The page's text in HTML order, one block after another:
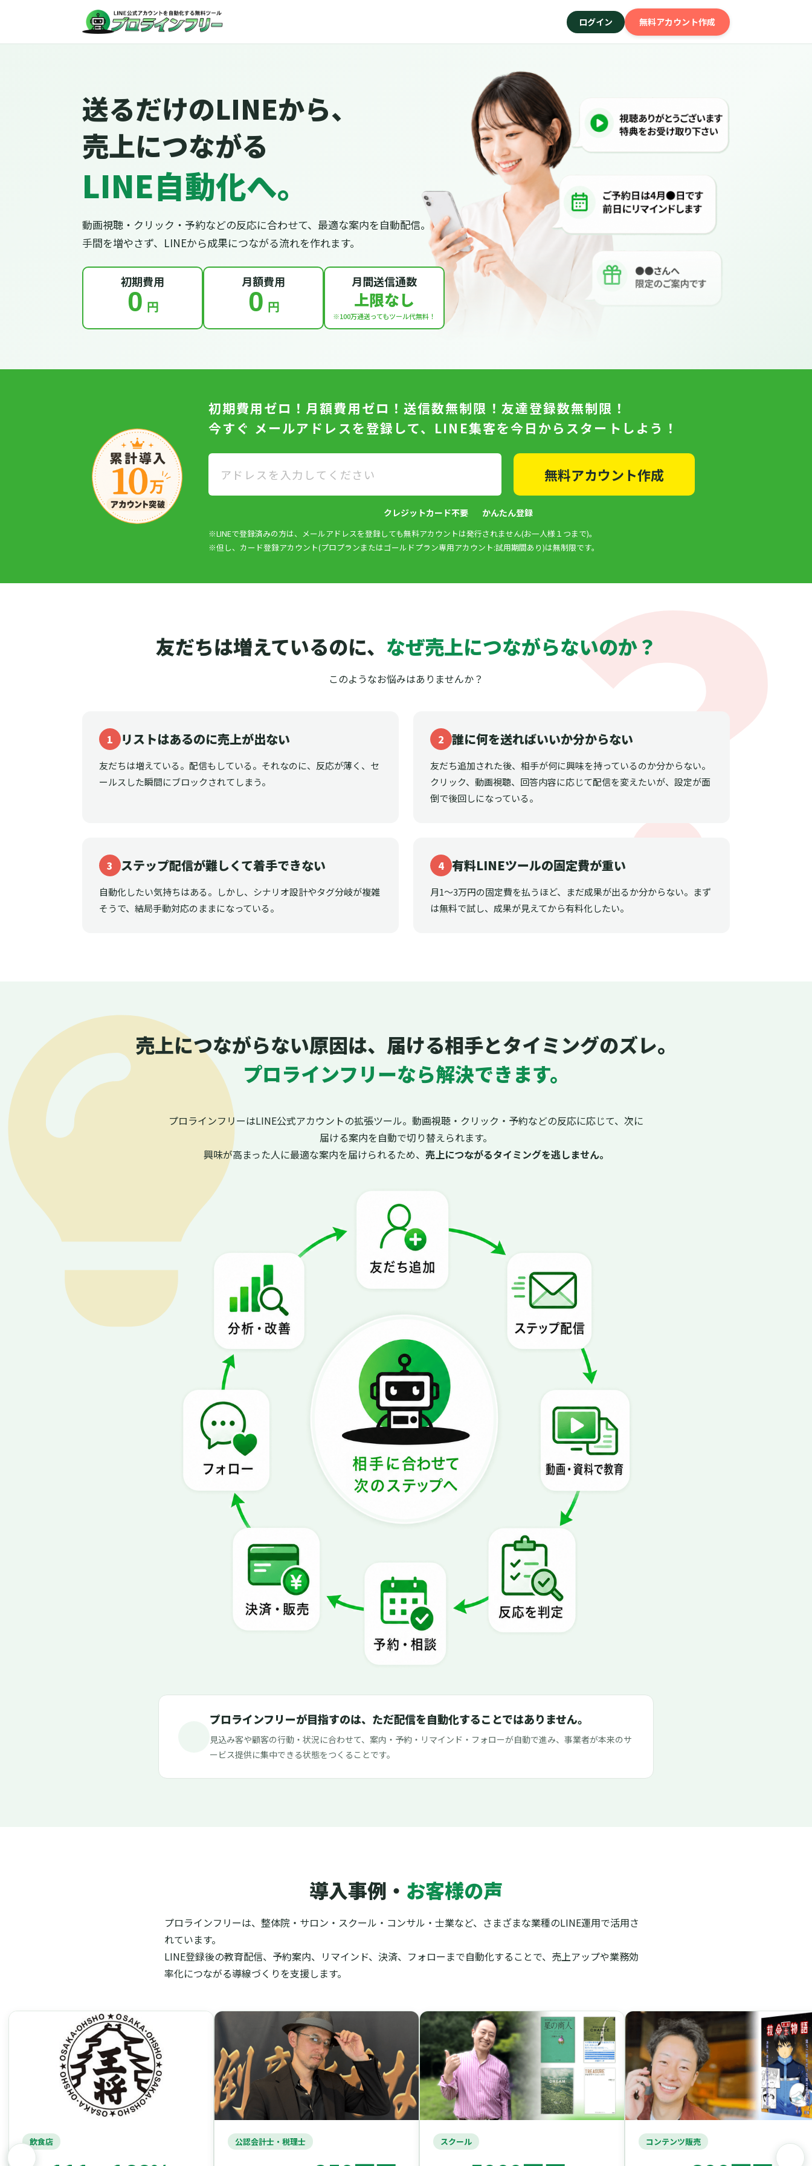
ログイン 無料アカウント作成
送るだけのLINEから、
売上につながる
LINE自動化へ。
動画視聴・クリック・予約などの反応に合わせて、最適な案内を自動配信。
手間を増やさず、LINEから成果につながる流れを作れます。
初期費用
0 円
月額費用
0 円
月間送信通数
上限なし
※100万通送ってもツール代無料！
初期費用ゼロ！月額費用ゼロ！送信数無制限！友達登録数無制限！
今すぐ メールアドレスを登録して、LINE集客を今日からスタートしよう！
無料アカウント作成
クレジットカード不要 かんたん登録
※LINEで登録済みの方は、メールアドレスを登録しても無料アカウントは発行されません(お一人様１つまで)。
※但し、カード登録アカウント(プロプランまたはゴールドプラン専用アカウント:試用期間あり)は無制限です。
友だちは増えているのに、 なぜ売上につながらないのか？
このようなお悩みはありませんか？
1 リストはあるのに売上が出ない
友だちは増えている。配信もしている。それなのに、反応が薄く、セ
ールスした瞬間にブロックされてしまう。
2 誰に何を送ればいいか分からない
友だち追加された後、相手が何に興味を持っているのか分からない。
クリック、動画視聴、回答内容に応じて配信を変えたいが、設定が面
倒で後回しになっている。
3 ステップ配信が難しくて着手できない
自動化したい気持ちはある。しかし、シナリオ設計やタグ分岐が複雑
そうで、結局手動対応のままになっている。
4 有料LINEツールの固定費が重い
月1〜3万円の固定費を払うほど、まだ成果が出るか分からない。まず
は無料で試し、成果が見えてから有料化したい。
売上につながらない原因は、届ける相手とタイミングのズレ。
プロラインフリーなら解決できます。
プロラインフリーはLINE公式アカウントの拡張ツール。動画視聴・クリック・予約などの反応に応じて、次に
届ける案内を自動で切り替えられます。
興味が高まった人に最適な案内を届けられるため、 売上につながるタイミングを逃しません。
プロラインフリーが目指すのは、ただ配信を自動化することではありません。
見込み客や顧客の行動・状況に合わせて、案内・予約・リマインド・フォローが自動で進み、事業者が本来のサ
ービス提供に集中できる状態をつくることです。
導入事例・ お客様の声
プロラインフリーは、整体院・サロン・スクール・コンサル・士業など、さまざまな業種のLINE運用で活用さ
れています。
LINE登録後の教育配信、予約案内、リマインド、決済、フォローまで自動化することで、売上アップや業務効
率化につながる導線づくりを支援します。
飲食店 公認会計士・税理士 スクール コンテンツ販売